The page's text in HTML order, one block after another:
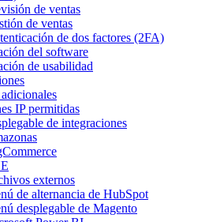
de ventas
de ventas
de dos factores (2FA)
del software
de usabilidad
IP permitidas
de integraciones
externos
de alternancia de HubSpot
desplegable de Magento